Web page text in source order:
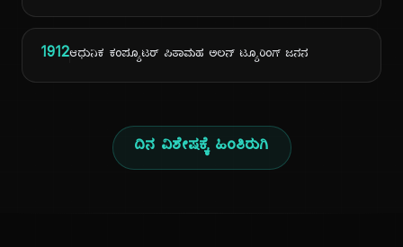
1912ಆಧುನಿಕ ಕಂಪ್ಯೂಟರ್ ಪಿತಾಮಹ ಅಲನ್ ಟ್ಯೂರಿಂಗ್ ಜನನ
ದಿನ ವಿಶೇಷಕ್ಕೆ ಹಿಂತಿರುಗಿ